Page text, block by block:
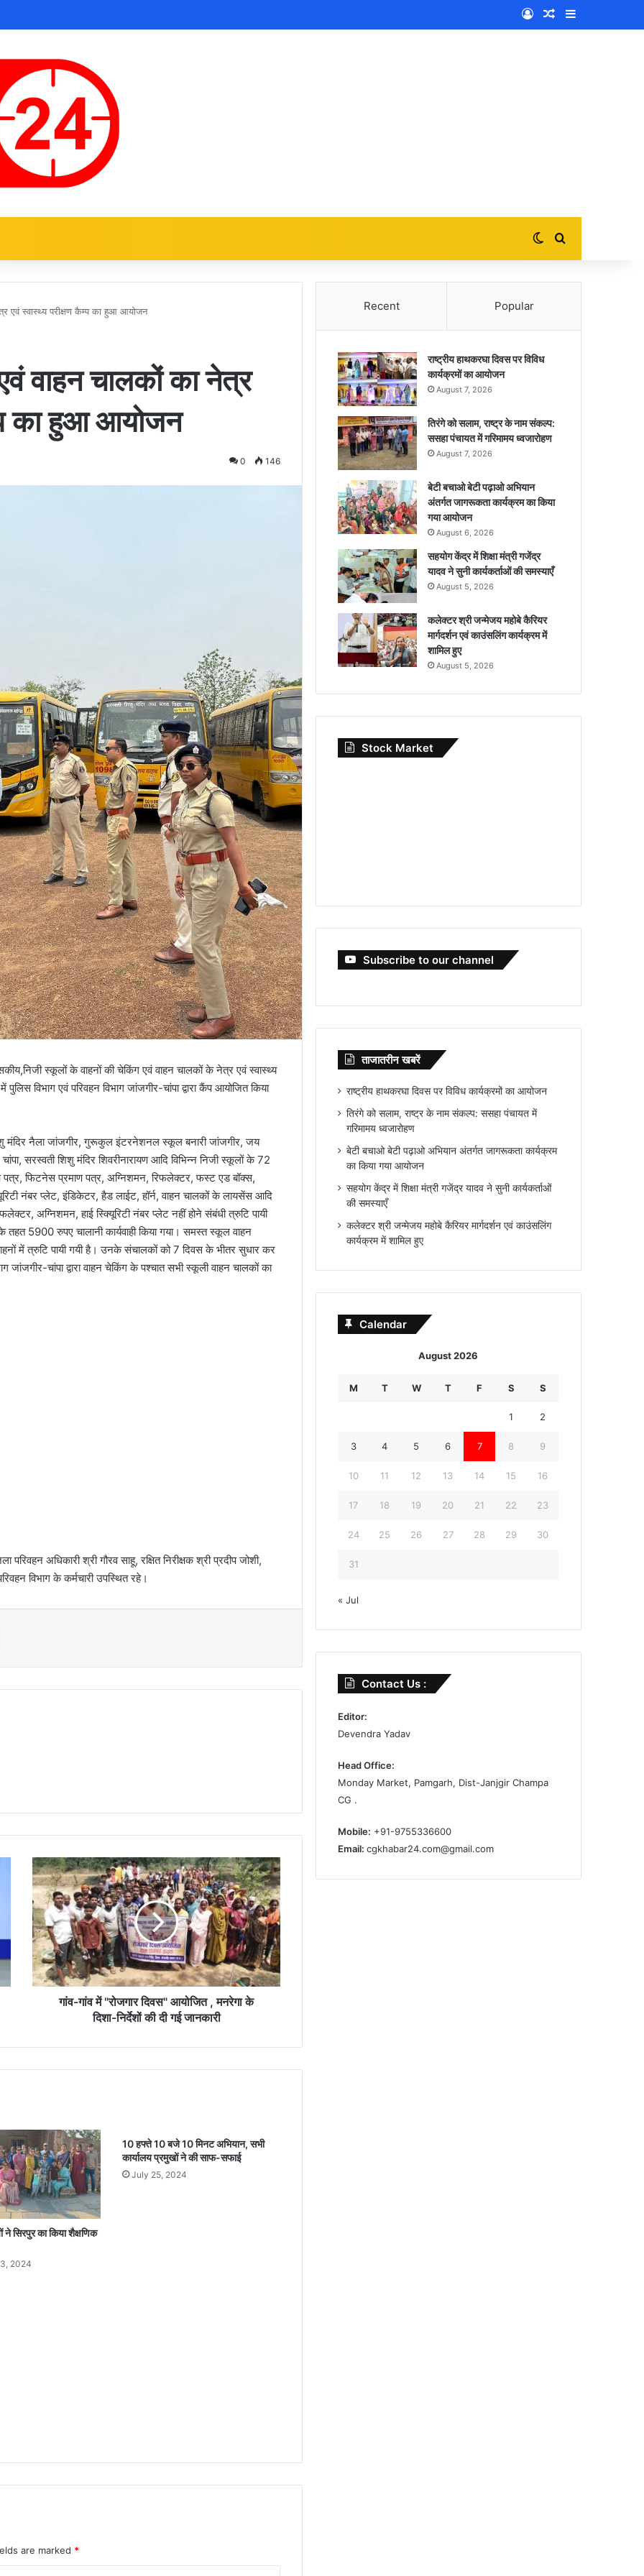
Log InRandom Article
Switch skin
एवं स्वास्थ्य परीक्षण कैम्प का हुआ आयोजन
वाहन चालकों का नेत्र
का हुआ आयोजन
0 146
स्कूलों के वाहनों की चेकिंग एवं वाहन चालकों के नेत्र एवं स्वास्थ्य
विभाग एवं परिवहन विभाग जांजगीर-चांपा द्वारा कैंप आयोजित किया
मंदिर नैला जांजगीर, गुरूकुल इंटरनेशनल स्कूल बनारी जांजगीर, जय
सरस्वती शिशु मंदिर शिवरीनारायण आदि विभिन्न निजी स्कूलों के 72
पत्र, फिटनेस प्रमाण पत्र, अग्निशमन, रिफलेक्टर, फस्ट एड बॉक्स,
नंबर प्लेट, इंडिकेटर, हैड लाईट, हॉर्न, वाहन चालकों के लायसेंस आदि
अग्निशमन, हाई स्क्यूिरिटी नंबर प्लेट नहीं होने संबंधी त्रुटि पायी
तहत 5900 रुपए चालानी कार्यवाही किया गया। समस्त स्कूल वाहन
में त्रुटि पायी गयी है। उनके संचालकों को 7 दिवस के भीतर सुधार कर
चांपा द्वारा वाहन चेकिंग के पश्चात सभी स्कूली वाहन चालकों का
अधिकारी श्री गौरव साहू, रक्षित निरीक्षक श्री प्रदीप जोशी,
विभाग के कर्मचारी उपस्थित रहे।
गां
व
-
गां
व
में
"
रो
ज
व
,
म
न
रे
गा
गांव-गांव में "रोजगार दिवस" आयोजित , मनरेगा के
दिशा-निर्देशों की दी गई जानकारी
सिरपुर का किया शैक्षणिक
2024
10 हफ्ते 10 बजे 10 मिनट अभियान, सभी
कार्यालय प्रमुखों ने की साफ-सफाई
July 25, 2024
are marked *
Recent Popular
राष्ट्रीय हाथकरघा दिवस पर विविध
कार्यक्रमों का आयोजन
August 7, 2026
तिरंगे को सलाम, राष्ट्र के नाम संकल्प:
ससहा पंचायत में गरिमामय ध्वजारोहण
August 7, 2026
बेटी बचाओ बेटी पढ़ाओ अभियान
अंतर्गत जागरूकता कार्यक्रम का किया
गया आयोजन
August 6, 2026
सहयोग केंद्र में शिक्षा मंत्री गजेंद्र
यादव ने सुनी कार्यकर्ताओं की समस्याएँ
August 5, 2026
कलेक्टर श्री जन्मेजय महोबे कैरियर
मार्गदर्शन एवं काउंसलिंग कार्यक्रम में
शामिल हुए
August 5, 2026
Stock Market
Subscribe to our channel
ताजातरीन खबरें
राष्ट्रीय हाथकरघा दिवस पर विविध कार्यक्रमों का आयोजन
तिरंगे को सलाम, राष्ट्र के नाम संकल्प: ससहा पंचायत में
गरिमामय ध्वजारोहण
बेटी बचाओ बेटी पढ़ाओ अभियान अंतर्गत जागरूकता कार्यक्रम
का किया गया आयोजन
सहयोग केंद्र में शिक्षा मंत्री गजेंद्र यादव ने सुनी कार्यकर्ताओं
की समस्याएँ
कलेक्टर श्री जन्मेजय महोबे कैरियर मार्गदर्शन एवं काउंसलिंग
कार्यक्रम में शामिल हुए
Calendar
August 2026
M T W T F S S
1 2
3 4 5 6 7 8 9
10 11 12 13 14 15 16
17 18 19 20 21 22 23
24 25 26 27 28 29 30
31
« Jul
Contact Us :
Editor:
Devendra Yadav
Head Office:
Monday Market, Pamgarh, Dist-Janjgir Champa
CG .
Mobile: +91-9755336600
Email:cgkhabar24.com@gmail.com